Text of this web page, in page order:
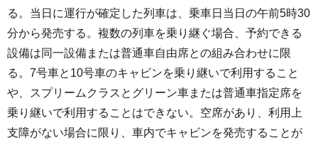
る。当日に運行が確定した列車は、乗車日当日の午前5時30
分から発売する。複数の列車を乗り継ぐ場合、予約できる
設備は同一設備または普通車自由席との組み合わせに限
る。7号車と10号車のキャビンを乗り継いで利用すること
や、スプリームクラスとグリーン車または普通車指定席を
乗り継いで利用することはできない。空席があり、利用上
支障がない場合に限り、車内でキャビンを発売することが